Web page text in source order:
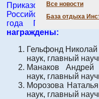
Все новости
База отдыха
Приказом
Российской
года
Почетной
награждены:
Гельфонд Николай
наук, главный
Манаков Андрей
наук, главный
Морозова
наук, главный